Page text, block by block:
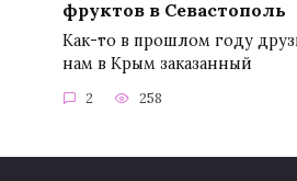
фруктов в Севастополь
Как-то в прошлом году
нам в Крым заказанный
2 258